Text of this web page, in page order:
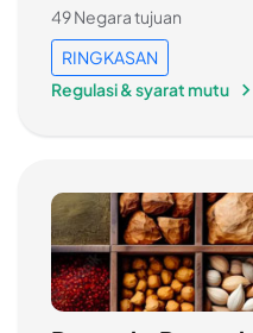
49 Negara tujuan
RINGKASAN
Regulasi & syarat mutu